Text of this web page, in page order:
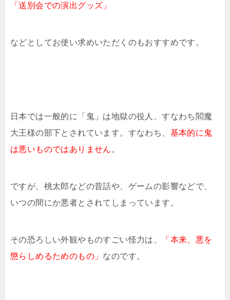
「送別会での演出グッズ」
などとしてお使い求めいただくのもおすすめです。
日本では一般的に「鬼」は地獄の役人、すなわち閻魔
大王様の部下とされています。すなわち、 基本的に鬼
は悪いものではありません 。
ですが、桃太郎などの昔話や、ゲームの影響などで、
いつの間にか悪者とされてしまっています。
その恐ろしい外観やものすごい怪力は、
「本来、悪を
懲らしめるためのもの」 なのです。